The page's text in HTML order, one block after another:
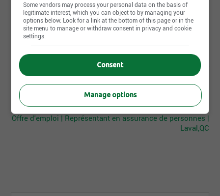
Postuler maintenant
D'autres offres de iA Groupe Financier- Centropolis Laval qui
pourraient t'intéresser
Offre d'emploi | Conseiller en investissements/placements
| Laval,QC
Offre d'emploi | Représentant en assurance de personnes |
Laval,QC
Some vendors may process your personal data on the basis of
legitimate interest, which you can object to by managing your
options below. Look for a link at the bottom of this page or in the
site menu to manage or withdraw consent in privacy and cookie
settings.
Consent
Manage options